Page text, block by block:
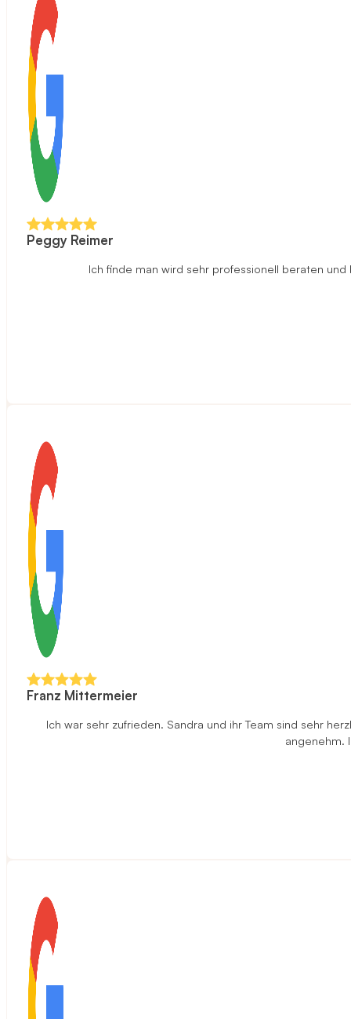
Peggy Reimer
Ich finde man wird sehr professionell beraten
Franz Mittermeier
Ich war sehr zufrieden. Sandra und ihr Team sind sehr
angenehm.